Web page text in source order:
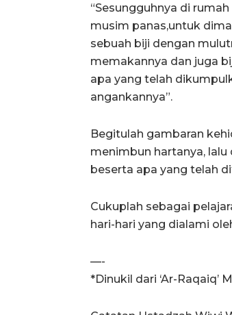
“Sesungguhnya di
musim panas,untuk
sebuah biji dengan
memakannya dan juga
apa yang telah
angankannya”.
Begitulah gambaran
menimbun hartanya,
beserta apa yang telah
Cukuplah sebagai
hari-hari yang dialami
—-
*Dinukil dari ‘Ar-Raqaiq’